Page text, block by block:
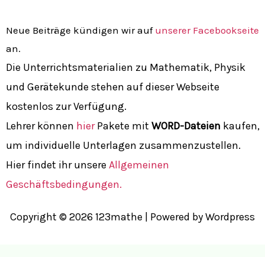
Neue Beiträge kündigen wir auf unserer Facebookseite
an.
Die Unterrichtsmaterialien zu Mathematik, Physik
und Gerätekunde stehen auf dieser Webseite
kostenlos zur Verfügung.
Lehrer können hierPakete mit WORD-Dateien kaufen,
um individuelle Unterlagen zusammenzustellen.
Hier findet ihr unsere Allgemeinen
Geschäftsbedingungen.
Copyright © 2026 123mathe | Powered by Wordpress